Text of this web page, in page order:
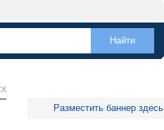
Разместить баннер здесь